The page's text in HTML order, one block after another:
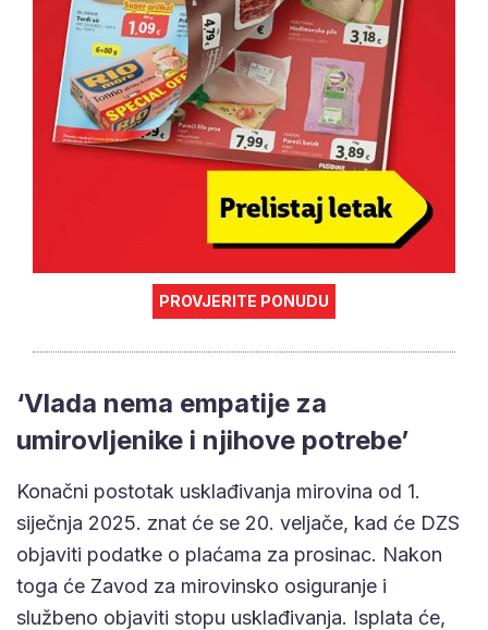
PROVJERITE PONUDU
‘Vlada nema empatije za
umirovljenike i njihove potrebe’
Konačni postotak usklađivanja mirovina od 1.
siječnja 2025. znat će se 20. veljače, kad će DZS
objaviti podatke o plaćama za prosinac. Nakon
toga će Zavod za mirovinsko osiguranje i
službeno objaviti stopu usklađivanja. Isplata će,